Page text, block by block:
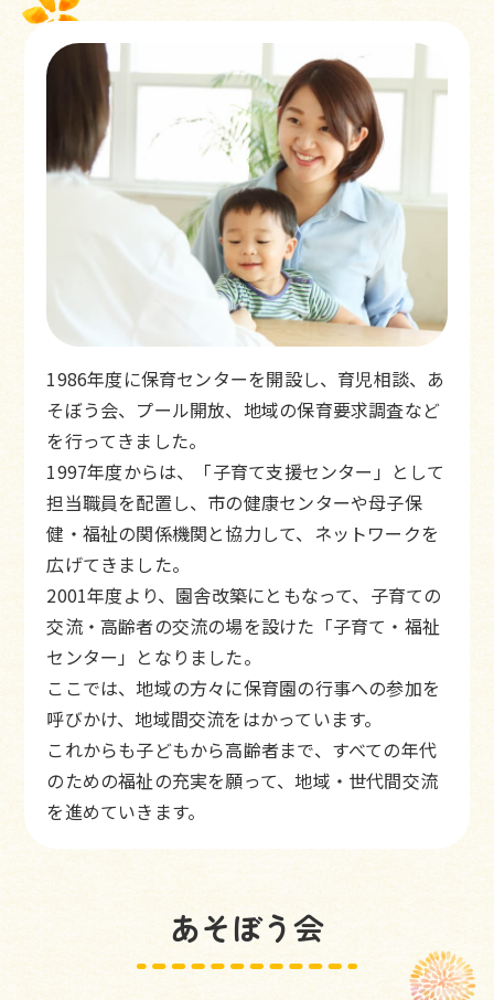
1986年度に保育センターを開設し、育児相談、あ
そぼう会、プール開放、地域の保育要求調査など
を行ってきました。
1997年度からは、「子育て支援センター」として
担当職員を配置し、市の健康センターや母子保
健・福祉の関係機関と協力して、ネットワークを
広げてきました。
2001年度より、園舎改築にともなって、子育ての
交流・高齢者の交流の場を設けた「子育て・福祉
センター」となりました。
ここでは、地域の方々に保育園の行事への参加を
呼びかけ、地域間交流をはかっています。
これからも子どもから高齢者まで、すべての年代
のための福祉の充実を願って、地域・世代間交流
を進めていきます。
あそぼう会